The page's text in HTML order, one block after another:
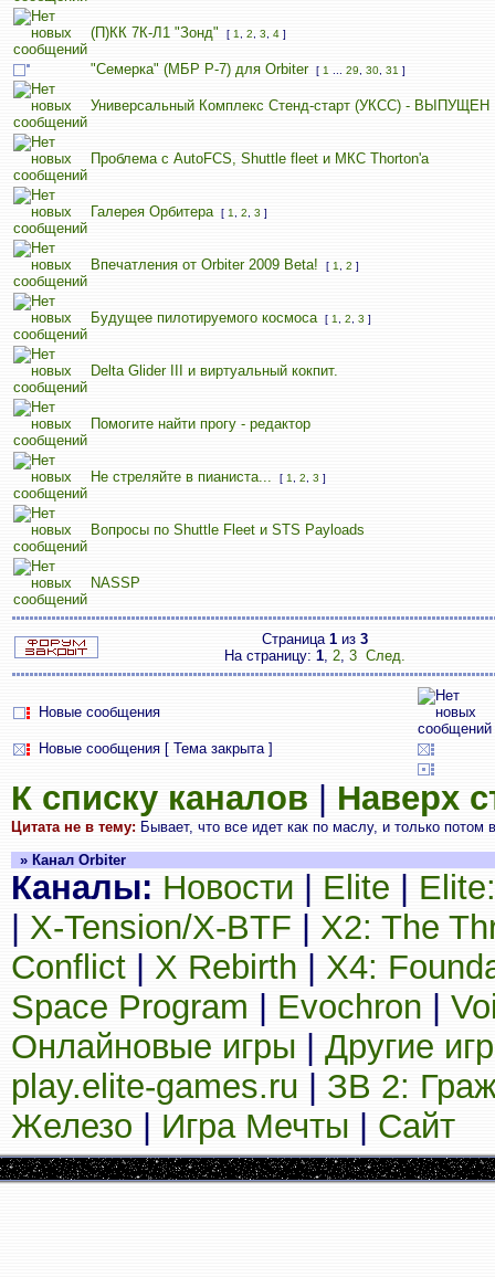
(П)КК 7К-Л1 "Зонд" [ 1 2 3 4 ]
"Семерка" (МБР Р-7) для Orbiter [ 1 29 30 31 ]
Универсальный Комплекс Стенд-старт (УКСС) - ВЫПУЩЕН
Проблема с AutoFCS, Shuttle fleet и МКС Thorton'а
Галерея Орбитера [ 1 2 3 ]
Впечатления от Orbiter 2009 Beta! [ 1 2 ]
Будущее пилотируемого космоса [ 1 2 3 ]
Delta Glider III и виртуальный кокпит.
Помогите найти прогу - редактор
Не стреляйте в пианиста... [ 1 2 3 ]
Вопросы по Shuttle Fleet и STS Payloads
NASSP
Страница 1 из 3
На страницу: 1, 2, 3 След.
Новые сообщения
Новые сообщения [ Тема закрыта ]
К списку каналов Наверх
Цитата не в тему: Бывает, что все идет как по маслу, и только потом
» Канал Orbiter
Каналы: Новости Elite
X-Tension/X-BTF
X2: The
Conflict
X Rebirth
X4:
Space Program
Evochron
Онлайновые игры
Другие
play.elite-games.ru
ЗВ 2:
Железо
Игра Мечты Сайт